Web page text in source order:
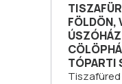
FÖLDÖN,
TÓPARTI
Tiszafüred